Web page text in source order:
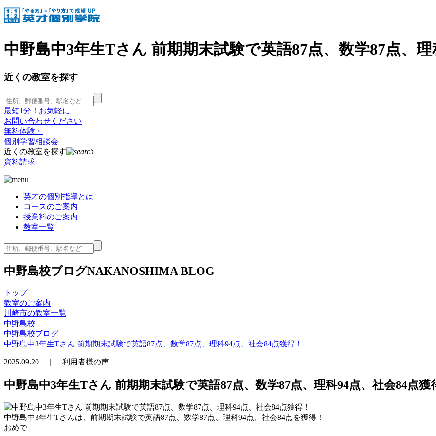
中野島中3年生Tさん 前期期末試験で英語87点、数学87点、
近くの教室を探す
最短1分！お気軽に
お問い合わせください
無料体験・
個別学習相談会
近くの教室を探す
資料請求
英才の個別指導とは
コースのご案内
授業料のご案内
教室一覧
中野島校ブログNAKANOSHIMA BLOG
トップ
教室のご案内
川崎市の教室一覧
中野島校
中野島校ブログ
中野島中3年生Tさん 前期期末試験で英語87点、数学87点、理科94点、社会84点獲得！
2025.09.20 ｜ 利用者様の声
中野島中3年生Tさん 前期期末試験で英語87点、数学87点、理科94点、社会84点獲
中野島中3年生Tさんは、前期期末試験で英語87点、数学87点、理科94点、社会84点を獲得！
おめで